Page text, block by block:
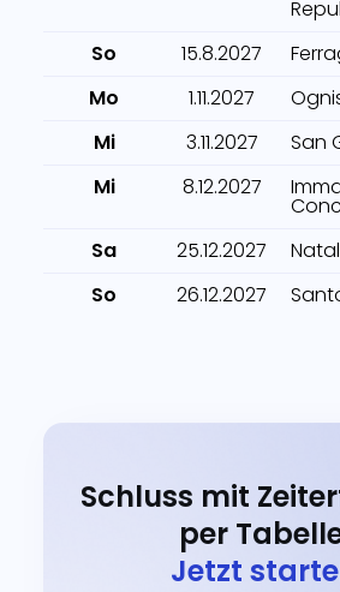
So
15.8.2027
Mo
1.11.2027
Mi
3.11.2027
San
Mi
8.12.2027
Sa
25.12.2027
So
26.12.2027
Schluss mit
per
Jetzt